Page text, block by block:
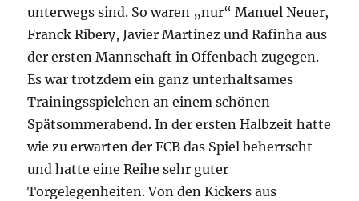
unterwegs sind. So waren „nur“ Manuel Neuer,
Franck Ribery, Javier Martinez und Rafinha aus
der ersten Mannschaft in Offenbach zugegen.
Es war trotzdem ein ganz unterhaltsames
Trainingsspielchen an einem schönen
Spätsommerabend. In der ersten Halbzeit hatte
wie zu erwarten der FCB das Spiel beherrscht
und hatte eine Reihe sehr guter
Torgelegenheiten. Von den Kickers aus